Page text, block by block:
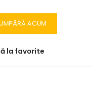
ACUM
la favorite